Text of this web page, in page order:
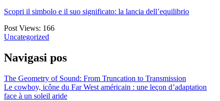
Scopri il simbolo e il suo significato: la lancia dell’equilibrio
Post Views: 166
Uncategorized
Navigasi pos
The Geometry of Sound: From Truncation to Transmission
Le cowboy, icône du Far West américain : une leçon d’adaptation
face à un soleil aride